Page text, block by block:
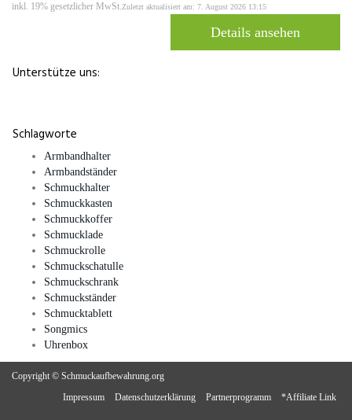
inkl. 19% gesetzlicher MwSt.Zuletzt aktualisiert am: 7. August 2026 13:15
Details ansehen
Unterstütze uns:
Schlagworte
Armbandhalter
Armbandständer
Schmuckhalter
Schmuckkasten
Schmuckkoffer
Schmucklade
Schmuckrolle
Schmuckschatulle
Schmuckschrank
Schmuckständer
Schmucktablett
Songmics
Uhrenbox
Copyright © Schmuckaufbewahrung.org
Impressum
Datenschutzerklärung Partnerprogramm *Affiliate Link